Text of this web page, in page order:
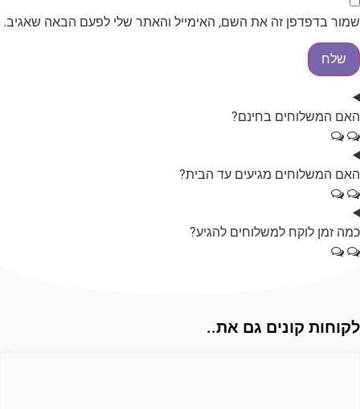
שמור בדפדפן זה את השם, האימייל והאתר שלי לפעם הבאה שאגיב.
האם המשלוחים בחינם?
האם המשלוחים מגיעים עד הבית?
כמה זמן לוקח למשלוחים להגיע?
לקוחות קונים גם את..